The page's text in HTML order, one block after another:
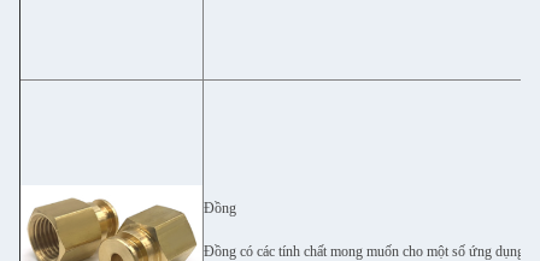
Đồng
Đồng có các tính chất mong muốn cho một số ứng dụng.